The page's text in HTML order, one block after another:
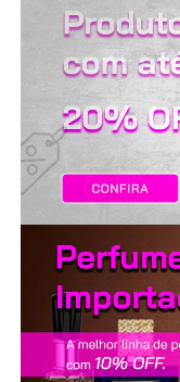
EXPEDIENTE
FINALIZAR COMPRA
HOME
LANÇAMENTOS